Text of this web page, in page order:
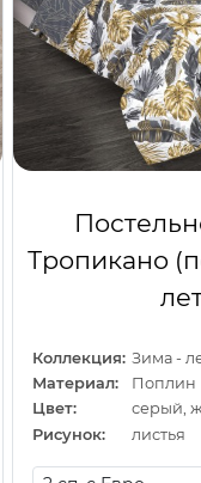
Тропикано
Коллекция: Зима -
Материал:
Поплин
Цвет:
серый,
Рисунок:
листья